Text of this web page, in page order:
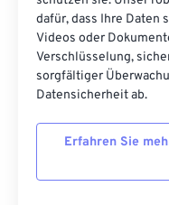
dafür, dass Ihre Daten
Videos oder
Verschlüsselung,
sorgfältiger
Datensicherheit ab.
Erfahren Sie